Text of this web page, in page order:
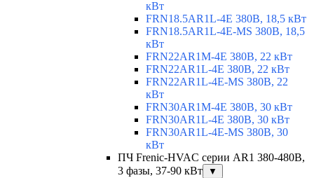
кВт
FRN18.5AR1L-4E 380В, 18,5 кВт
FRN18.5AR1L-4E-MS 380В, 18,5
кВт
FRN22AR1M-4E 380В, 22 кВт
FRN22AR1L-4E 380В, 22 кВт
FRN22AR1L-4E-MS 380В, 22
кВт
FRN30AR1M-4E 380В, 30 кВт
FRN30AR1L-4E 380В, 30 кВт
FRN30AR1L-4E-MS 380В, 30
кВт
ПЧ Frenic-HVAC серии AR1 380-480В,
3 фазы, 37-90 кВт
▼